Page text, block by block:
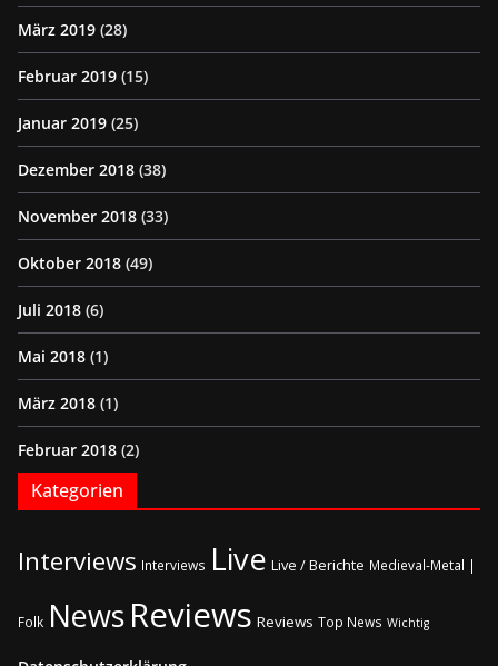
März 2019 (28)
Februar 2019 (15)
Januar 2019 (25)
Dezember 2018 (38)
November 2018 (33)
Oktober 2018 (49)
Juli 2018 (6)
Mai 2018 (1)
März 2018 (1)
Februar 2018 (2)
Kategorien
Interviews Interviews Live Live / Berichte Medieval-Metal |
Folk NewsReviews Reviews Top News Wichtig